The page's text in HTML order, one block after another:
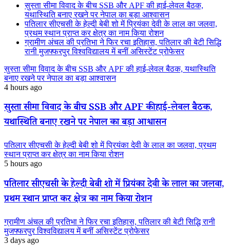
सुस्ता सीमा विवाद के बीच SSB और APF की हाई-लेवल बैठक,
यथास्थिति बनाए रखने पर नेपाल का बड़ा आश्वासन
पतिलार सीएचसी के हेल्दी बेबी शो में प्रियंका देवी के लाल का जलवा,
प्रथम स्थान प्राप्त कर क्षेत्र का नाम किया रोशन
ग्रामीण अंचल की प्रतिभा ने फिर रचा इतिहास, पतिलार की बेटी सिद्धि
रानी मुजफ्फरपुर विश्वविद्यालय में बनीं असिस्टेंट प्रोफेसर
सुस्ता सीमा विवाद के बीच SSB और APF की हाई-लेवल बैठक, यथास्थिति
बनाए रखने पर नेपाल का बड़ा आश्वासन
4 hours ago
सुस्ता सीमा विवाद के बीच SSB और APF की हाई-लेवल बैठक,
यथास्थिति बनाए रखने पर नेपाल का बड़ा आश्वासन
पतिलार सीएचसी के हेल्दी बेबी शो में प्रियंका देवी के लाल का जलवा, प्रथम
स्थान प्राप्त कर क्षेत्र का नाम किया रोशन
5 hours ago
पतिलार सीएचसी के हेल्दी बेबी शो में प्रियंका देवी के लाल का जलवा,
प्रथम स्थान प्राप्त कर क्षेत्र का नाम किया रोशन
ग्रामीण अंचल की प्रतिभा ने फिर रचा इतिहास, पतिलार की बेटी सिद्धि रानी
मुजफ्फरपुर विश्वविद्यालय में बनीं असिस्टेंट प्रोफेसर
3 days ago